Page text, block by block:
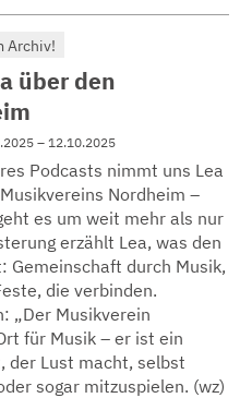
Archiv!
über den
– 12.10.2025
Podcasts nimmt uns Lea
Nordheim –
es um weit mehr als nur
erzählt Lea, was den
Gemeinschaft durch Musik,
die verbinden.
„Der Musikverein
für Musik – er ist ein
der Lust macht, selbst
sogar mitzuspielen. (wz)